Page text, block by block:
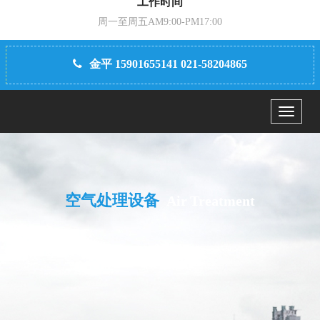
周一至周五AM9:00-PM17:00
Menu
金平 15901655141 021-58204865
空气处理设备 Air Treatment